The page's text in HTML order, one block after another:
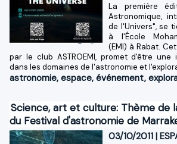
La première
Astronomique,
de l'Univers", se
à l'École
(EMI) à Rabat.
par le club ASTROEMI, promet d'être une
dans les domaines de l'astronomie et
astronomie, espace, événement,
Science, art et culture: Thème de
du Festival d'astronomie de
03/10/2011 |